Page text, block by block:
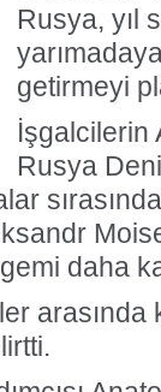
Rusya, yıl
getirmeyi
İşgalcilerin
Rusya
daha
arasında